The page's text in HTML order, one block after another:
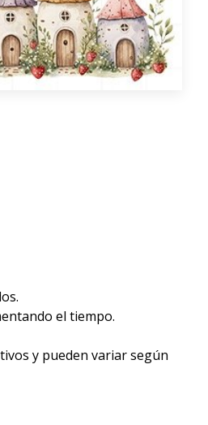
el tiempo.
y pueden variar según